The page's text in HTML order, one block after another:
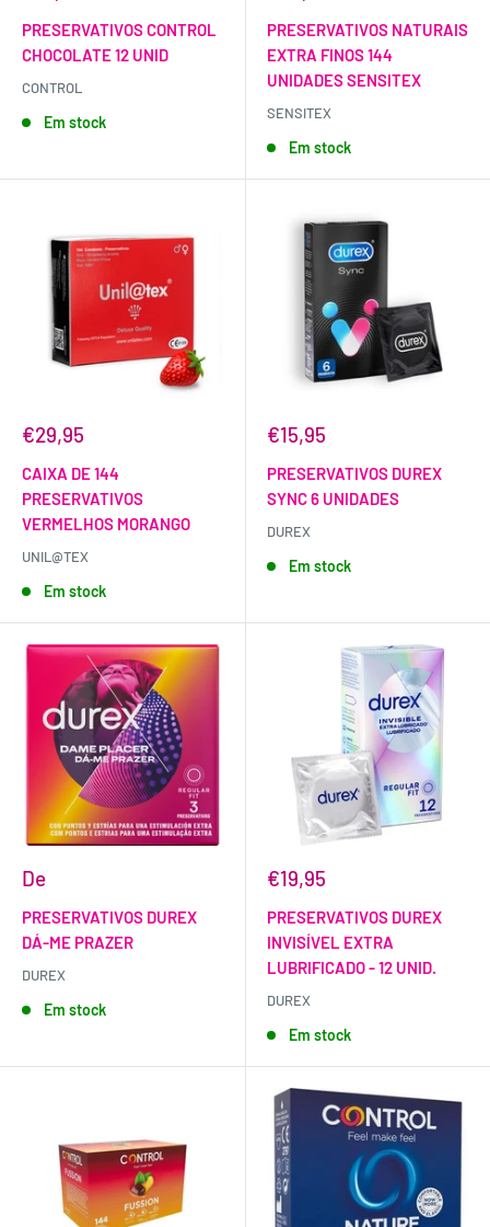
PRESERVATIVOS CONTROL
CHOCOLATE 12 UNID
CONTROL
Em stock
PRESERVATIVOS NATURAIS
EXTRA FINOS 144
UNIDADES SENSITEX
SENSITEX
Em stock
€29,95
CAIXA DE 144
PRESERVATIVOS
VERMELHOS MORANGO
UNIL@TEX
Em stock
€15,95
PRESERVATIVOS DUREX
SYNC 6 UNIDADES
DUREX
Em stock
De
PRESERVATIVOS DUREX
DÁ-ME PRAZER
DUREX
Em stock
€19,95
PRESERVATIVOS DUREX
INVISÍVEL EXTRA
LUBRIFICADO - 12 UNID.
DUREX
Em stock